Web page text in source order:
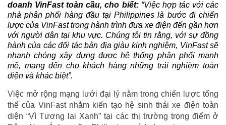
doanh VinFast toàn cầu, cho biết:“Việc hợp tác với các
nhà phân phối hàng đầu tại Philippines là bước đi chiến
lược của VinFast trong hành trình đưa xe điện đến gần hơn
với người dân tại khu vực. Chúng tôi tin rằng, với sự đồng
hành của các đối tác bản địa giàu kinh nghiệm, VinFast sẽ
nhanh chóng xây dựng được hệ thống phân phối mạnh
mẽ, mang đến cho khách hàng những trải nghiệm toàn
diện và khác biệt”.
Việc mở rộng mạng lưới đại lý nằm trong chiến lược tổng
thể của VinFast nhằm kiến tạo hệ sinh thái xe điện toàn
diện “Vì Tương lai Xanh” tại các thị trường trọng điểm ở